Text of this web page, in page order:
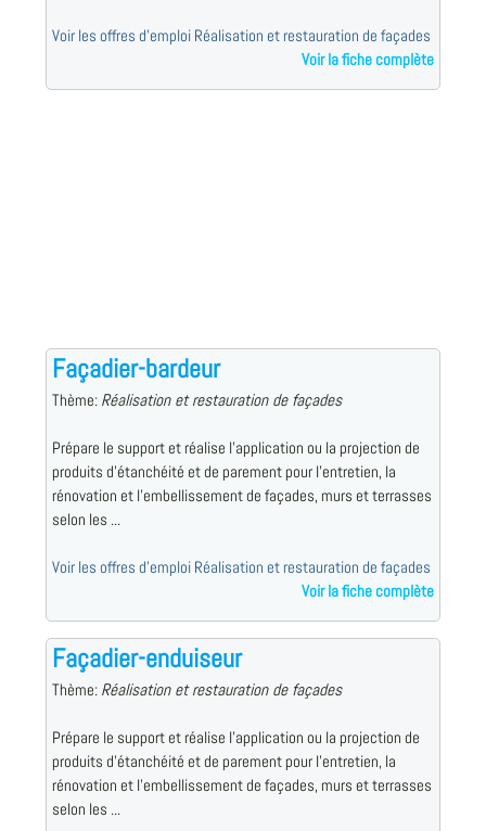
Voir les offres d'emploi Réalisation et restauration de façades
Voir la fiche complète
Façadier-bardeur
Thème: Réalisation et restauration de façades
Prépare le support et réalise l'application ou la projection de
produits d'étanchéité et de parement pour l'entretien, la
rénovation et l'embellissement de façades, murs et terrasses
selon les ...
Voir les offres d'emploi Réalisation et restauration de façades
Voir la fiche complète
Façadier-enduiseur
Thème: Réalisation et restauration de façades
Prépare le support et réalise l'application ou la projection de
produits d'étanchéité et de parement pour l'entretien, la
rénovation et l'embellissement de façades, murs et terrasses
selon les ...